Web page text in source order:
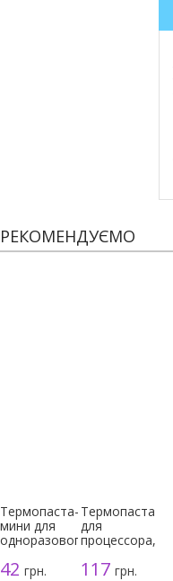
РЕКОМЕНДУЄМО
Термопаста-
мини для
одноразового
42 грн.
Термопаста
для
процессора,
117грн.